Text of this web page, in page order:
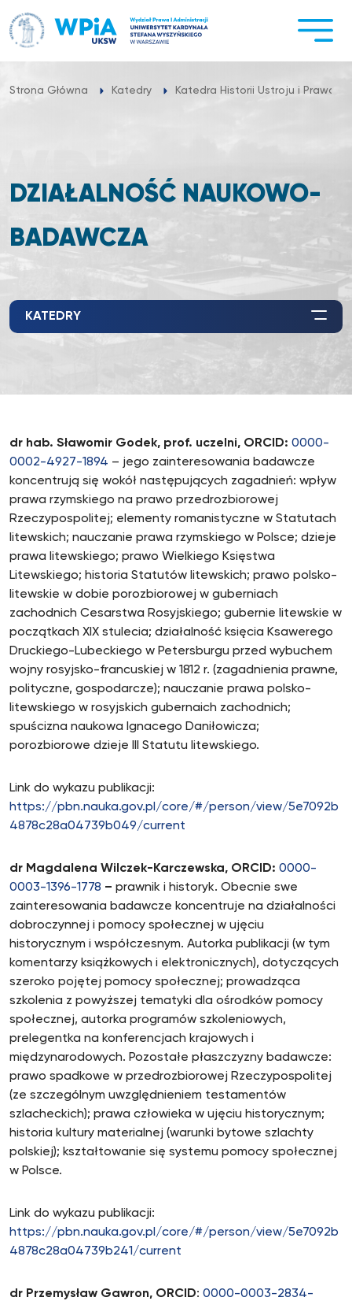
do
treści
Strona Główna Katedry Katedra Historii Ustroju i Prawa w
DZIAŁALNOŚĆ NAUKOWO-
BADAWCZA
KATEDRY
dr hab. Sławomir Godek, prof. uczelni, ORCID: 0000-
0002-4927-1894 – jego zainteresowania badawcze
koncentrują się wokół następujących zagadnień: wpływ
prawa rzymskiego na prawo przedrozbiorowej
Rzeczypospolitej; elementy romanistyczne w Statutach
litewskich; nauczanie prawa rzymskiego w Polsce; dzieje
prawa litewskiego; prawo Wielkiego Księstwa
Litewskiego; historia Statutów litewskich; prawo polsko-
litewskie w dobie porozbiorowej w guberniach
zachodnich Cesarstwa Rosyjskiego; gubernie litewskie w
początkach XIX stulecia; działalność księcia Ksawerego
Druckiego-Lubeckiego w Petersburgu przed wybuchem
wojny rosyjsko-francuskiej w 1812 r. (zagadnienia prawne,
polityczne, gospodarcze); nauczanie prawa polsko-
litewskiego w rosyjskich gubernaich zachodnich;
spuścizna naukowa Ignacego Daniłowicza;
porozbiorowe dzieje III Statutu litewskiego.
Link do wykazu publikacji:
https://pbn.nauka.gov.pl/core/#/person/view/5e7092b
4878c28a04739b049/current
dr Magdalena Wilczek-Karczewska, ORCID: 0000-
0003-1396-1778 – prawnik i historyk. Obecnie swe
zainteresowania badawcze koncentruje na działalności
dobroczynnej i pomocy społecznej w ujęciu
historycznym i współczesnym. Autorka publikacji (w tym
komentarzy książkowych i elektronicznych), dotyczących
szeroko pojętej pomocy społecznej; prowadząca
szkolenia z powyższej tematyki dla ośrodków pomocy
społecznej, autorka programów szkoleniowych,
prelegentka na konferencjach krajowych i
międzynarodowych. Pozostałe płaszczyzny badawcze:
prawo spadkowe w przedrozbiorowej Rzeczypospolitej
(ze szczególnym uwzględnieniem testamentów
szlacheckich); prawa człowieka w ujęciu historycznym;
historia kultury materialnej (warunki bytowe szlachty
polskiej); kształtowanie się systemu pomocy społecznej
w Polsce.
Link do wykazu publikacji:
https://pbn.nauka.gov.pl/core/#/person/view/5e7092b
4878c28a04739b241/current
dr Przemysław Gawron, ORCID: 0000-0003-2834-